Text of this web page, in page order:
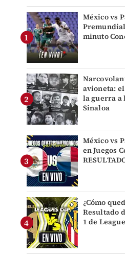
México vs
minuto
avioneta:
la guerra a
Sinaloa
México vs
en Juegos
¿Cómo
Resultado
1 de